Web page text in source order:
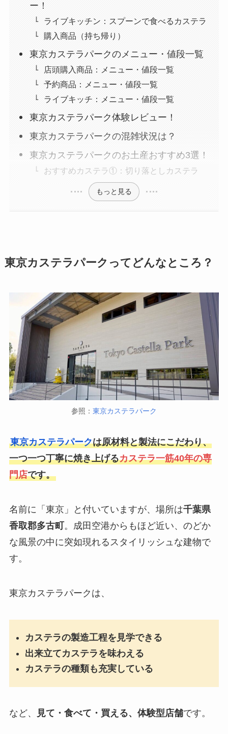
ー！
ライブキッチン：スプーンで食べるカステラ
購入商品（持ち帰り）
東京カステラパークのメニュー・値段一覧
店頭購入商品：メニュー・値段一覧
予約商品：メニュー・値段一覧
ライブキッチ：メニュー・値段一覧
東京カステラパーク体験レビュー！
東京カステラパークの混雑状況は？
東京カステラパークのお土産おすすめ3選！
おすすめカステラ①：切り落としカステラ
もっと見る
東京カステラパークってどんなところ？
参照： 東京カステラパーク
東京カステラパークは原材料と製法にこだわり、
一つ一つ丁寧に焼き上げるカステラ一筋40年の専
門店です。
名前に「東京」と付いていますが、場所は千葉県
香取郡多古町 。成田空港からもほど近い、のどか
な風景の中に突如現れるスタイリッシュな建物で
す。
東京カステラパークは、
カステラの製造工程を見学できる
出来立てカステラを味わえる
カステラの種類も充実している
など、 見て・食べて・買える、体験型店舗です。